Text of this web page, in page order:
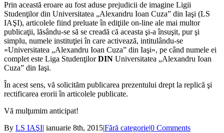
Prin această eroare au fost aduse prejudicii de imagine Ligii
Studenţilor din Universitatea „Alexandru Ioan Cuza” din Iaşi (LS
IAŞI), articolele fiind preluate în ediţiile on-line ale mai multor
publicaţii, lăsându-se să se creadă că aceasta şi-a însuşit, pur şi
simplu, numele instituţiei în care activează, intitulându-se
«Universitatea „Alexandru Ioan Cuza” din Iaşi», pe când numele ei
complet este Liga StudenţilorDIN Universitatea „Alexandru Ioan
Cuza” din Iaşi.
În acest sens, vă solicităm publicarea prezentului drept la replică şi
rectificarea erorii în articolele publicate.
Vă mulţumim anticipat!
By LS IAŞI| ianuarie 8th, 2015|Fără categorie|0 Comments